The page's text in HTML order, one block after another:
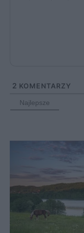
2 KOMENTARZY
Najlepsze